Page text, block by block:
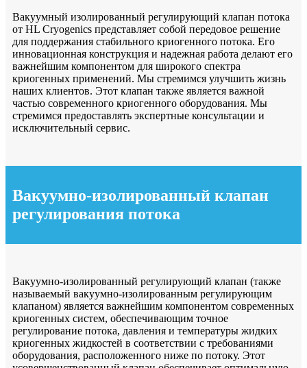
Вакуумный изолированный регулирующий клапан потока
от HL Cryogenics представляет собой передовое решение
для поддержания стабильного криогенного потока. Его
инновационная конструкция и надежная работа делают его
важнейшим компонентом для широкого спектра
криогенных применений. Мы стремимся улучшить жизнь
наших клиентов. Этот клапан также является важной
частью современного криогенного оборудования. Мы
стремимся предоставлять экспертные консультации и
исключительный сервис.
Вакуумно-изолированный клапан
регулирования потока
Вакуумно-изолированный регулирующий клапан (также
называемый вакуумно-изолированным регулирующим
клапаном) является важнейшим компонентом современных
криогенных систем, обеспечивающим точное
регулирование потока, давления и температуры жидких
криогенных жидкостей в соответствии с требованиями
оборудования, расположенного ниже по потоку. Этот